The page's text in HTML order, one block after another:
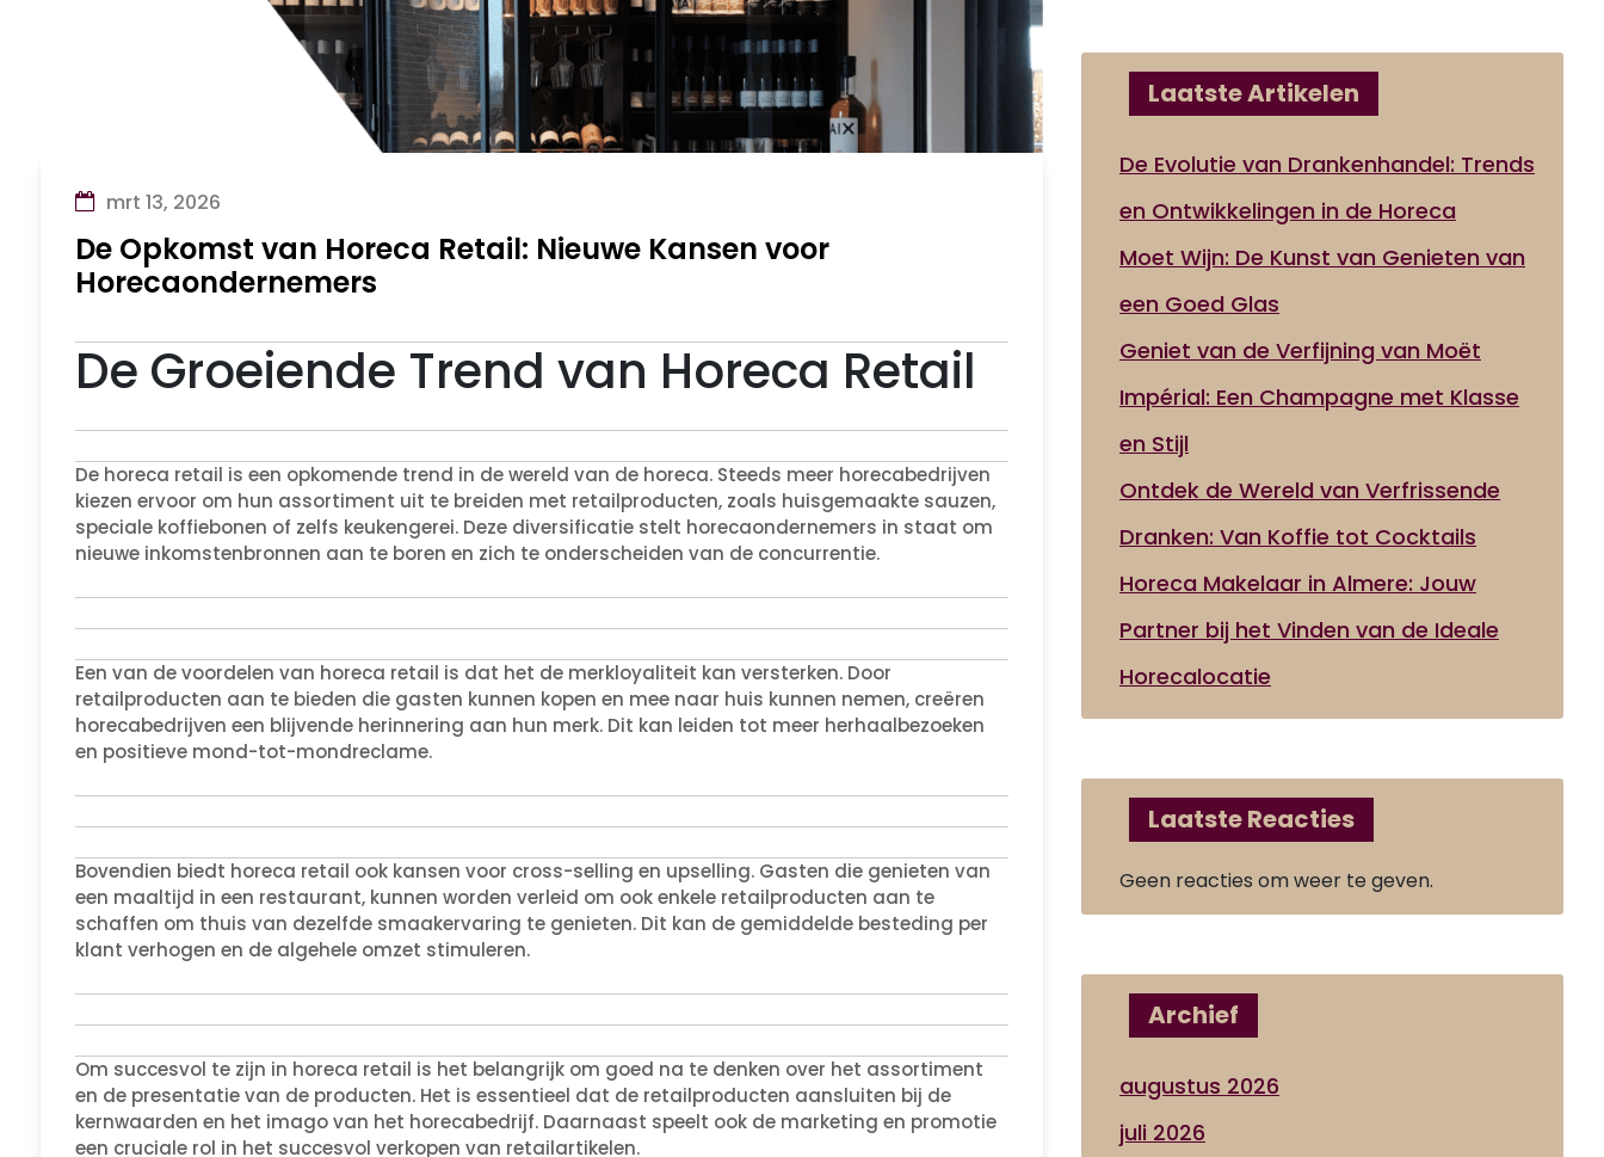
mrt 13, 2026
De Opkomst van Horeca Retail: Nieuwe Kansen voor
Horecaondernemers
De Groeiende Trend van Horeca Retail
De horeca retail is een opkomende trend in de wereld van de horeca. Steeds meer horecabedrijven
kiezen ervoor om hun assortiment uit te breiden met retailproducten, zoals huisgemaakte sauzen,
speciale koffiebonen of zelfs keukengerei. Deze diversificatie stelt horecaondernemers in staat om
nieuwe inkomstenbronnen aan te boren en zich te onderscheiden van de concurrentie.
Een van de voordelen van horeca retail is dat het de merkloyaliteit kan versterken. Door
retailproducten aan te bieden die gasten kunnen kopen en mee naar huis kunnen nemen, creëren
horecabedrijven een blijvende herinnering aan hun merk. Dit kan leiden tot meer herhaalbezoeken
en positieve mond-tot-mondreclame.
Bovendien biedt horeca retail ook kansen voor cross-selling en upselling. Gasten die genieten van
een maaltijd in een restaurant, kunnen worden verleid om ook enkele retailproducten aan te
schaffen om thuis van dezelfde smaakervaring te genieten. Dit kan de gemiddelde besteding per
klant verhogen en de algehele omzet stimuleren.
Om succesvol te zijn in horeca retail is het belangrijk om goed na te denken over het assortiment
en de presentatie van de producten. Het is essentieel dat de retailproducten aansluiten bij de
kernwaarden en het imago van het horecabedrijf. Daarnaast speelt ook de marketing en promotie
een cruciale rol in het succesvol verkopen van retailartikelen.
Laatste Artikelen
De Evolutie van Drankenhandel: Trends
en Ontwikkelingen in de Horeca
Moet Wijn: De Kunst van Genieten van
een Goed Glas
Geniet van de Verfijning van Moët
Impérial: Een Champagne met Klasse
en Stijl
Ontdek de Wereld van Verfrissende
Dranken: Van Koffie tot Cocktails
Horeca Makelaar in Almere: Jouw
Partner bij het Vinden van de Ideale
Horecalocatie
Laatste Reacties
Geen reacties om weer te geven.
Archief
augustus 2026
juli 2026